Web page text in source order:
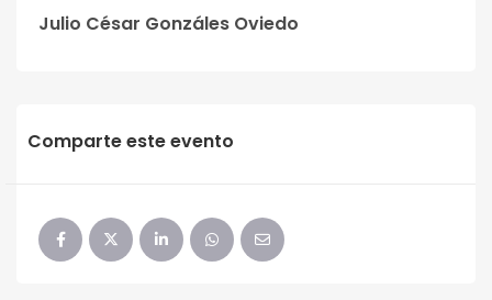
Julio César Gonzáles Oviedo
Comparte este evento